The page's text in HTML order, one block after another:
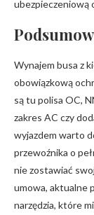
ubezpieczeniową
Wynajem busa z
obowiązkową
są tu polisa OC,
zakres AC czy
wyjazdem warto
przewoźnika o
nie zostawiać
umowa, aktualne
narzędzia, które